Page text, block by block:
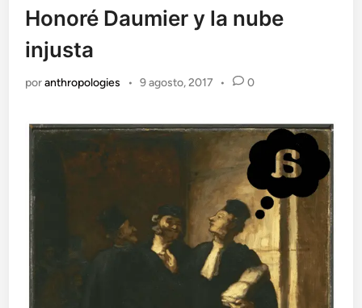
Honoré Daumier y la nube
injusta
poranthropologies • 9 agosto, 2017 • 0